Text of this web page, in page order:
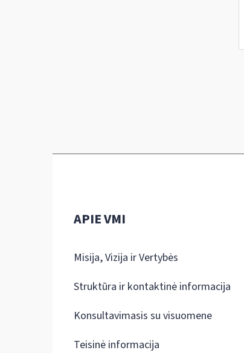
APIE VMI
Misija, Vizija ir Vertybės
Struktūra ir kontaktinė informacija
Konsultavimasis su visuomene
Teisinė informacija